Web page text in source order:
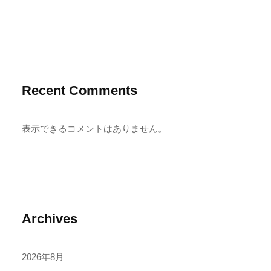
Recent Comments
表示できるコメントはありません。
Archives
2026年8月